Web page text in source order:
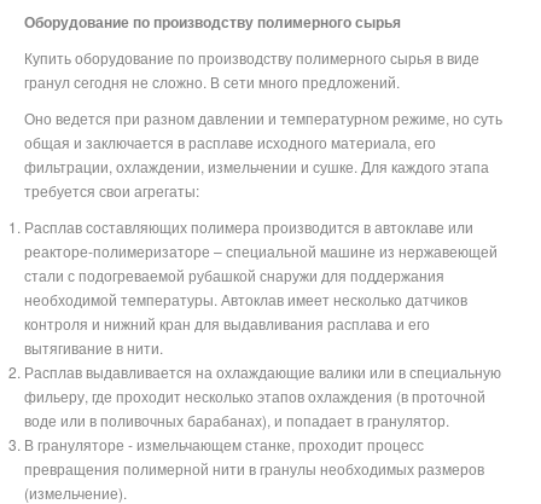
Оборудование по производству полимерного сырья
Купить оборудование по производству полимерного сырья в виде
гранул сегодня не сложно. В сети много предложений.
Оно ведется при разном давлении и температурном режиме, но суть
общая и заключается в расплаве исходного материала, его
фильтрации, охлаждении, измельчении и сушке. Для каждого этапа
требуется свои агрегаты:
Расплав составляющих полимера производится в автоклаве или
реакторе-полимеризаторе – специальной машине из нержавеющей
стали с подогреваемой рубашкой снаружи для поддержания
необходимой температуры. Автоклав имеет несколько датчиков
контроля и нижний кран для выдавливания расплава и его
вытягивание в нити.
Расплав выдавливается на охлаждающие валики или в специальную
фильеру, где проходит несколько этапов охлаждения (в проточной
воде или в поливочных барабанах), и попадает в гранулятор.
В грануляторе - измельчающем станке, проходит процесс
превращения полимерной нити в гранулы необходимых размеров
(измельчение).